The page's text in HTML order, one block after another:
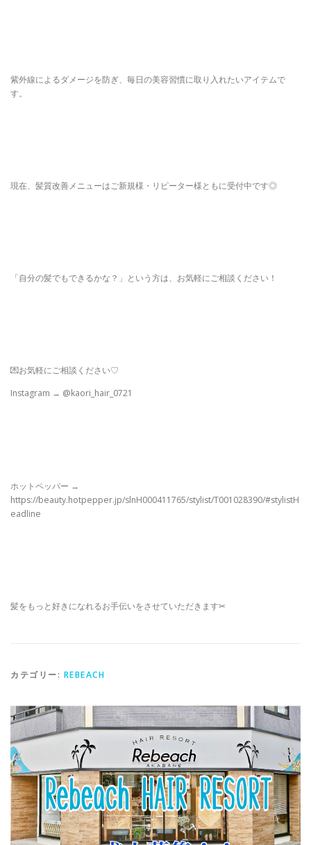
紫外線によるダメージを防ぎ、毎日の美容習慣に取り入れたいアイテムで
す。
現在、髪質改善メニューはご新規様・リピーター様ともに受付中です◎
「自分の髪でもできるかな？」という方は、お気軽にご相談ください！
💌お気軽にご相談ください♡
Instagram → @kaori_hair_0721
ホットペッパー →
https://beauty.hotpepper.jp/slnH000411765/stylist/T001028390/#stylistH
eadline
髪をもっと好きになれるお手伝いをさせていただきます✂︎
カテゴリー: REBEACH